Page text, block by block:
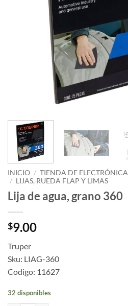
INICIO / TIENDA DE ELECTRÓNICA
/ LIJAS, RUEDA FLAP Y LIMAS
Lija de agua, grano 360
$9.00
Truper
Sku: LIAG-360
Codigo: 11627
32 disponibles